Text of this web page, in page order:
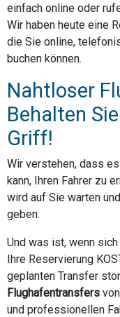
einfach online oder
Wir haben heute eine
die Sie online,
buchen können.
Nahtloser
Behalten
Griff!
Wir verstehen, dass
kann, Ihren Fahrer zu
wird auf Sie warten
geben.
Und was ist, wenn
Ihre Reservierung
geplanten Transfer
Flughafentransfers
und professionellen